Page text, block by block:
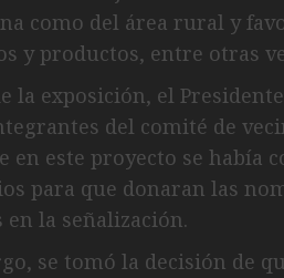
como del área rural y
y productos, entre otras
la exposición, el
del comité de
en este proyecto se había
para que donaran las
en la señalización.
se tomó la decisión de